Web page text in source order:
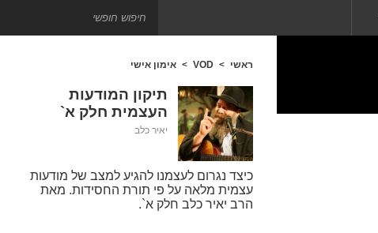
ראשי VOD אימון אישי
תיקון המודעות
העצמית חלק א`
יאיר כלב
כיצד נגרום לעצמנו להגיע למצב של מודעות
עצמית מלאה על פי תורת החסידות. מאת
הרב יאיר כלב חלק א`.